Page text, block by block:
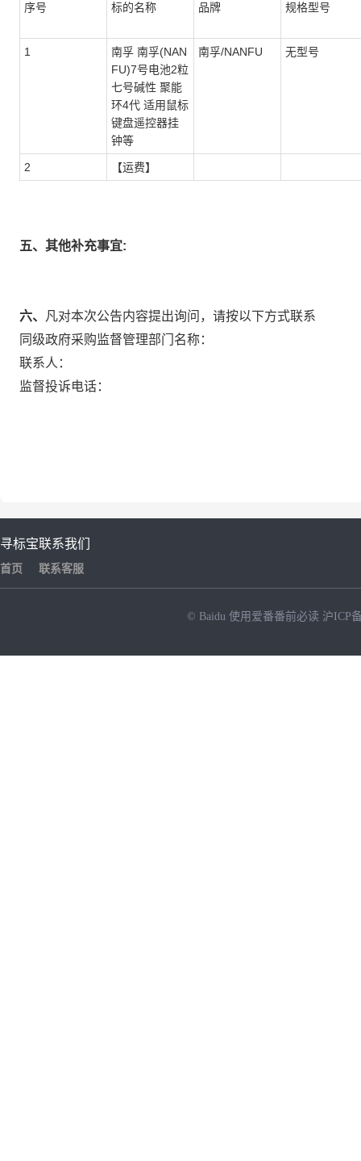
序号 标的名称 品牌 规格型号
1
南孚 南孚(NAN
FU)7号电池2粒
七号碱性 聚能
环4代 适用鼠标
键盘遥控器挂
钟等
南孚/NANFU 无型号
2 【运费】
五、其他补充事宜:
六、
凡对本次公告内容提出询问，请按以下方式联系
同级政府采购监督管理部门名称：
联系人：
监督投诉电话：
寻标宝
首页
联系我们
联系客服
© Baidu 使用爱番番前必读 沪ICP